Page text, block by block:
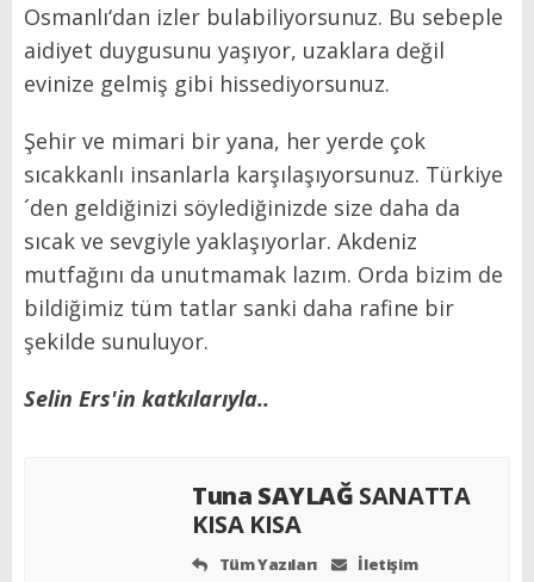
Osmanlı‘dan izler bulabiliyorsunuz. Bu sebeple
aidiyet duygusunu yaşıyor, uzaklara değil
evinize gelmiş gibi hissediyorsunuz.
Şehir ve mimari bir yana, her yerde çok
sıcakkanlı insanlarla karşılaşıyorsunuz. Türkiye
´den geldiğinizi söylediğinizde size daha da
sıcak ve sevgiyle yaklaşıyorlar. Akdeniz
mutfağını da unutmamak lazım. Orda bizim de
bildiğimiz tüm tatlar sanki daha rafine bir
şekilde sunuluyor.
Selin Ers'in katkılarıyla..
Tuna SAYLAĞ SANATTA
KISA KISA
Tüm Yazıları İletişim